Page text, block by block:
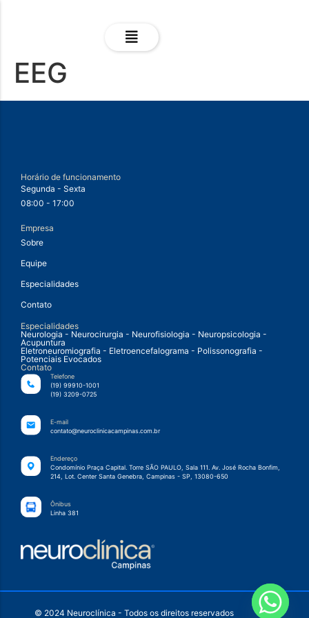
EEG
Horário de funcionamento
Segunda - Sexta
08:00 - 17:00
Empresa
Sobre
Equipe
Especialidades
Contato
Especialidades
Neurologia - Neurocirurgia - Neurofisiologia - Neuropsicologia -
Acupuntura
Eletroneuromiografia - Eletroencefalograma - Polissonografia -
Potenciais Evocados
Contato
Telefone
(19) 99910-1001
(19) 3209-0725
E-mail
contato@neuroclinicacampinas.com.br
Endereço
Condomínio Praça Capital. Torre SÃO PAULO, Sala 111. Av. José Rocha Bonfim,
214, Lot. Center Santa Genebra, Campinas - SP, 13080-650
Ônibus
Linha 381
© 2024 Neuroclínica - Todos os direitos reservados